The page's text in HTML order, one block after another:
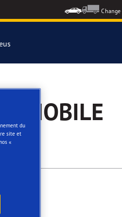
du
site et
«